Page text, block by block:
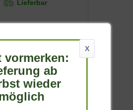
Lieferbar
ab 21,90 € *
X
vormerken:
ab
wieder